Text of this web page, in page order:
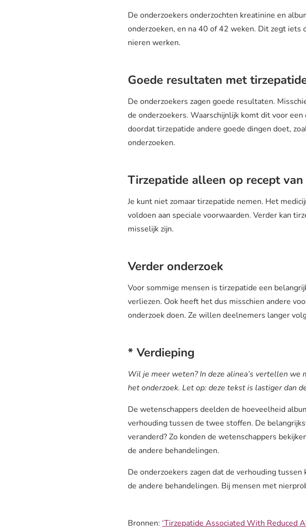
De onderzoekers onderzochten kreatinine en
onderzoeken, en na 40 of 42 weken. Dit zegt iets
nieren werken.
Goede resultaten met
De onderzoekers zagen goede resultaten.
de onderzoekers. Waarschijnlijk komt dit voor
doordat tirzepatide andere goede dingen doet,
onderzoeken.
Tirzepatide alleen op recept
Je kunt niet zomaar tirzepatide nemen. Het
voldoen aan speciale voorwaarden. Verder kan
misselijk zijn.
Verder onderzoek
Voor sommige mensen is tirzepatide een
verliezen. Ook heeft het dus misschien andere
onderzoek doen. Ze willen deelnemers langer
* Verdieping
Wil je meer weten? In deze alinea’s vertellen we
het onderzoek. Let op: deze tekst is lastiger dan
De wetenschappers deelden de hoeveelheid
verhouding tussen de twee stoffen. De
veranderd? Zo konden de wetenschappers
de andere behandelingen.
De onderzoekers zagen dat de verhouding
de andere behandelingen. Bij mensen met
Bronnen:‘Tirzepatide Associated With Reduced